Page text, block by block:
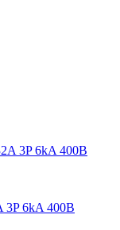
3P 6kA 400В